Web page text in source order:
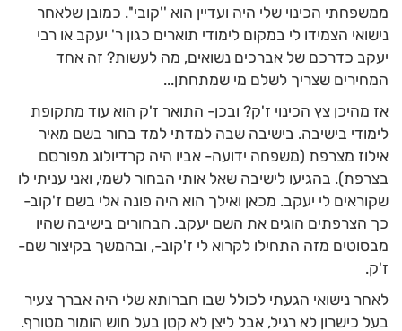
ממשפחתי הכינוי שלי היה ועדיין הוא ''קובי''. כמובן שלאחר
נישואי הצמידו לי במקום לימודי תוארים כגון ר' יעקב או רבי
יעקב כדרכם של אברכים נשואים, מה לעשות? זה אחד
המחירים שצריך לשלם מי שמתחתן...
אז מהיכן צץ הכינוי ז'ק? ובכן- התואר ז'ק הוא עוד מתקופת
לימודי בישיבה. בישיבה שבה למדתי למד בחור בשם מאיר
אילוז מצרפת (משפחה ידועה- אביו היה קרדיולוג מפורסם
בצרפת). בהגיעו לישיבה שאל אותי הבחור לשמי, ואני עניתי לו
שקוראים לי יעקב. מכאן ואילך הוא היה פונה אלי בשם ז'קוב-
כך הצרפתים הוגים את השם יעקב. הבחורים בישיבה שהיו
מבסוטים מזה התחילו לקרוא לי ז'קוב-, ובהמשך בקיצור שם-
ז'ק.
לאחר נישואי הגעתי לכולל שבו חברותא שלי היה אברך צעיר
בעל כישרון לא רגיל, אבל ליצן לא קטן בעל חוש הומור מטורף.